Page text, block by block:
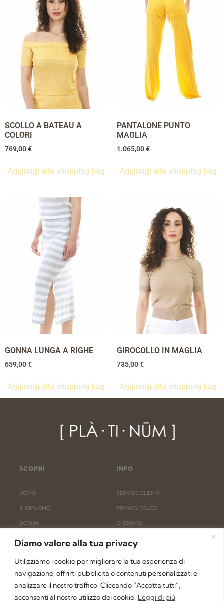
Diamo valore alla tua privacy
Utilizziamo i cookie per migliorare la tua esperienza di
navigazione, offrirti pubblicità o contenuti personalizzati e
analizzare il nostro traffico. Cliccando “Accetta tutti”,
acconsenti al nostro utilizzo dei cookie. Leggi di più
SCOLLO A BATEAU A
COLORI
769,00€
Aggiungi alla shopping bag
PANTALONE PUNTO
MAGLIA
1.065,00€
Aggiungi alla shopping bag
GONNA LUNGA A RIGHE
659,00€
Aggiungi alla shopping bag
GIROCOLLO IN MAGLIA
735,00€
Aggiungi alla shopping bag
SCOPRI
UOMO
SHOP UOMO
DONNA
SHOP DONNA
INFO
SERVIZIO CLIENTI
PRIVACY POLICY
CHI SIAMO
RIMBORSO E RESO
DIVENTA UN BUYER
ISCRIVITI ALLA NEWSLETTER